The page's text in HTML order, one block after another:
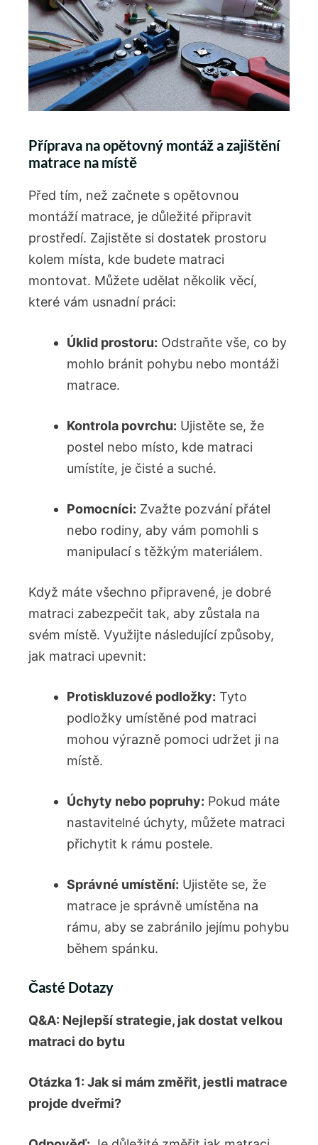
Příprava na opětovný montáž a zajištění
matrace na místě
Před tím, než začnete s opětovnou
montáží matrace, je důležité připravit
prostředí. Zajistěte si dostatek prostoru
kolem místa, kde budete matraci
montovat. Můžete udělat několik věcí,
které vám usnadní práci:
Úklid prostoru: Odstraňte vše, co by
mohlo bránit pohybu nebo montáži
matrace.
Kontrola povrchu: Ujistěte se, že
postel nebo místo, kde matraci
umístíte, je čisté a suché.
Pomocníci: Zvažte pozvání přátel
nebo rodiny, aby vám pomohli s
manipulací s těžkým materiálem.
Když máte všechno připravené, je dobré
matraci zabezpečit tak, aby zůstala na
svém místě. Využijte následující způsoby,
jak matraci upevnit:
Protiskluzové podložky: Tyto
podložky umístěné pod matraci
mohou výrazně pomoci udržet ji na
místě.
Úchyty nebo popruhy: Pokud máte
nastavitelné úchyty, můžete matraci
přichytit k rámu postele.
Správné umístění: Ujistěte se, že
matrace je správně umístěna na
rámu, aby se zabránilo jejímu pohybu
během spánku.
Časté Dotazy
Q&A: Nejlepší strategie, jak dostat velkou
matraci do bytu
Otázka 1: Jak si mám změřit, jestli matrace
projde dveřmi?